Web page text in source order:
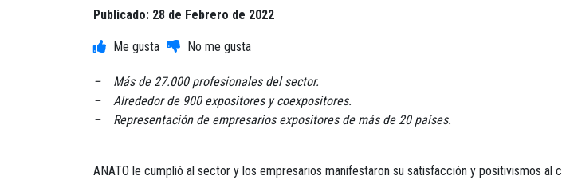
Publicado: 28 de Febrero de 2022
– Más de 27.000 profesionales del sector.
– Alrededor de 900 expositores y coexpositores.
– Representación de empresarios expositores de más de 20 países.
ANATO le cumplió al sector y los empresarios manifestaron su satisfacción y positivismos al